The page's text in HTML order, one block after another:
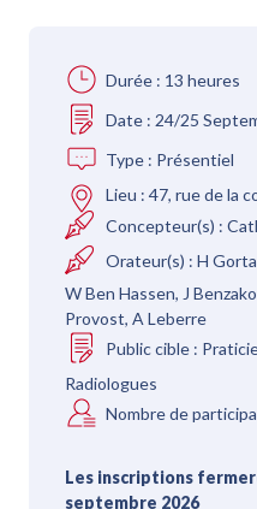
Durée : 13 heures
Date : 24/25
Type : Présentiel
Lieu : 47, rue de la
Concepteur(s) :
Orateur(s) : H
W Ben Hassen, J
Provost, A Leberre
Public cible :
Radiologues
Nombre de
Les inscriptions
septembre 2026